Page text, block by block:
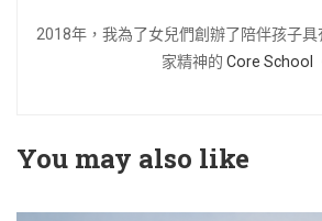
2018年，我為了女兒們創辦了陪伴孩子
家精神的 Core School
You may also like